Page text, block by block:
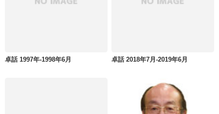
卓話 1997年-1998年6月 卓話 2018年7月-2019年6月